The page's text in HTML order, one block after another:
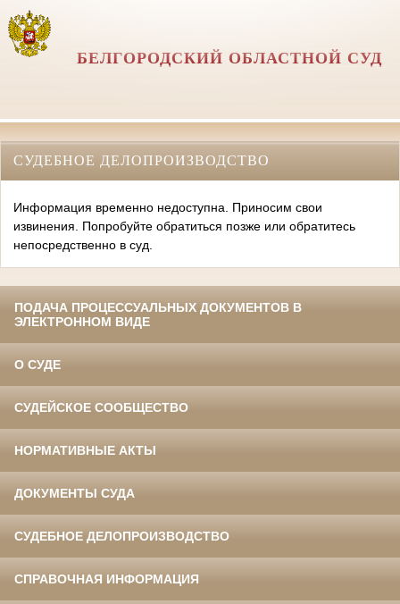
БЕЛГОРОДСКИЙ ОБЛАСТНОЙ СУД
СУДЕБНОЕ ДЕЛОПРОИЗВОДСТВО
Информация временно недоступна. Приносим свои
извинения. Попробуйте обратиться позже или обратитесь
непосредственно в суд.
ПОДАЧА ПРОЦЕССУАЛЬНЫХ ДОКУМЕНТОВ В
ЭЛЕКТРОННОМ ВИДЕ
О СУДЕ
СУДЕЙСКОЕ СООБЩЕСТВО
НОРМАТИВНЫЕ АКТЫ
ДОКУМЕНТЫ СУДА
СУДЕБНОЕ ДЕЛОПРОИЗВОДСТВО
СПРАВОЧНАЯ ИНФОРМАЦИЯ